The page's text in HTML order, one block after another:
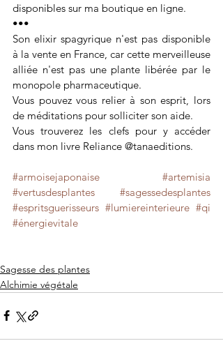
disponibles sur ma boutique en ligne.
•••
Son elixir spagyrique n'est pas disponible
à la vente en France, car cette merveilleuse
alliée n'est pas une plante libérée par le
monopole pharmaceutique.
Vous pouvez vous relier à son esprit, lors
de méditations pour solliciter son aide.
Vous trouverez les clefs pour y accéder
dans mon livre Reliance @tanaeditions.
#armoisejaponaise
#artemisia
#vertusdesplantes
#sagessedesplantes
#espritsguerisseurs #lumiereinterieure #qi
#énergievitale
Sagesse des plantes
Alchimie végétale